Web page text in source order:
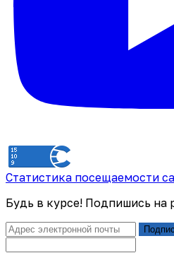
Статистика посещаемости
Будь в курсе! Подпишись на